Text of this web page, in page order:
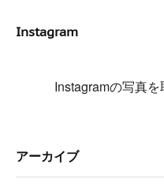
Instagram
Instagramの写真を
アーカイブ